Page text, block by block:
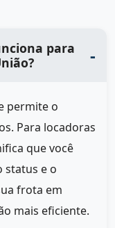
para
permite o
Para locadoras
que você
status e o
frota em
mais eficiente.